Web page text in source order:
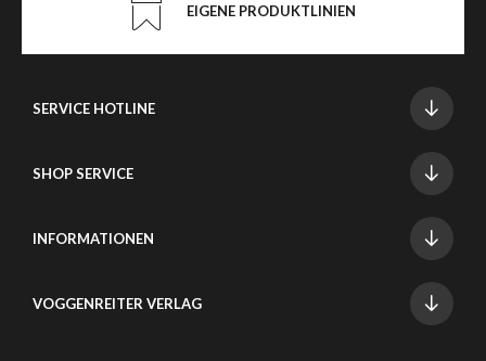
EIGENE PRODUKTLINIEN
SERVICE HOTLINE
SHOP SERVICE
INFORMATIONEN
VOGGENREITER VERLAG